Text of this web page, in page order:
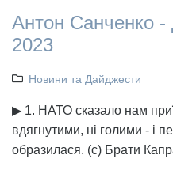
Антон Санченко
2023
Новини та Дайджести
▶ 1. НАТО сказало нам
вдягнутими, ні голими - і
образилася. (с) Брати